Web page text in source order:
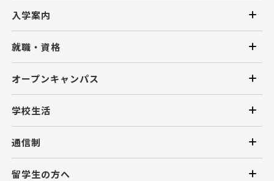
入学案内
就職・資格
オープンキャンパス
学校生活
通信制
留学生の方へ